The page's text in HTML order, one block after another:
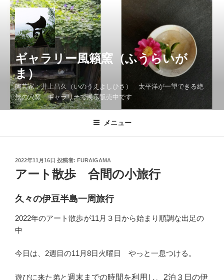
ギャラリー風籟窯（ふうらいが
ま）
陶芸家：井上昌久（いのうえよしひさ） 太平洋が一望できる絶
景の穴窯 ギャラリーで展示販売中です
メニュー
投
稿
日:
2022年11月16日 投稿者: FURAIGAMA
アート散歩 合間の小旅行
久々の伊豆半島一周旅行
2022年のアート散歩が11月３日から始まり順調な出足の
中
今日は、2週目の11月8日火曜日 やっと一息つける。
遊びに来た弟と週末までの時間を利用し、2泊３日の伊